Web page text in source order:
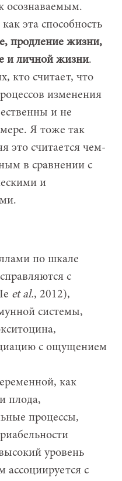
осознаваемым.
эта способность
продление жизни,
и личной жизни.
кто считает, что
изменения
и не
Я тоже так
это считается чем-
в сравнении с
и
по шкале
с
et al., 2012),
системы,
с ощущением
как
плода,
процессы,
уровень
ассоциируется с